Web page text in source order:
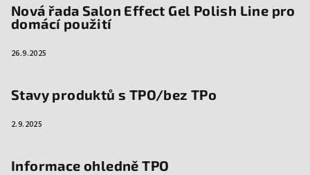
Nová řada Salon Effect Gel Polish Line pro
domácí použití
26.9.2025
Stavy produktů s TPO/bez TPo
2.9.2025
Informace ohledně TPO